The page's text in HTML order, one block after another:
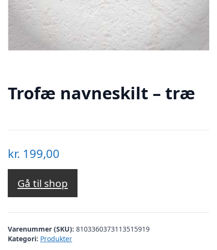
Trofæ navneskilt – træ
kr. 199,00
Gå til shop
Varenummer (SKU): 8103360373113515919
Kategori: Produkter